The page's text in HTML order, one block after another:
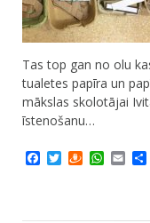
Tas top gan no olu
tualetes papīra un
mākslas skolotājai
īstenošanu…
Facebook
TwitterDraugiem
Email